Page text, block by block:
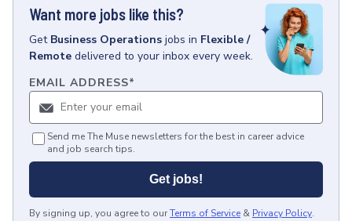
Want more jobs like this?
Get Business Operations jobs in Flexible /
Remote delivered to your inbox every week.
EMAIL ADDRESS*
Send me The Muse newsletters for the best in career advice
and job search tips.
Get jobs!
By signing up, you agree to ourTerms of Service & Privacy Policy.